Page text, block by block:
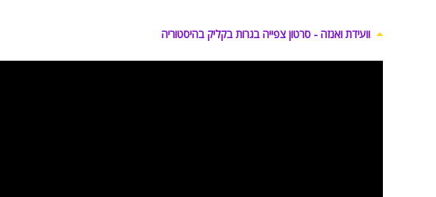
וועידת ואנזה - סרטון צפייה בגרות בקליק בהיסטוריה